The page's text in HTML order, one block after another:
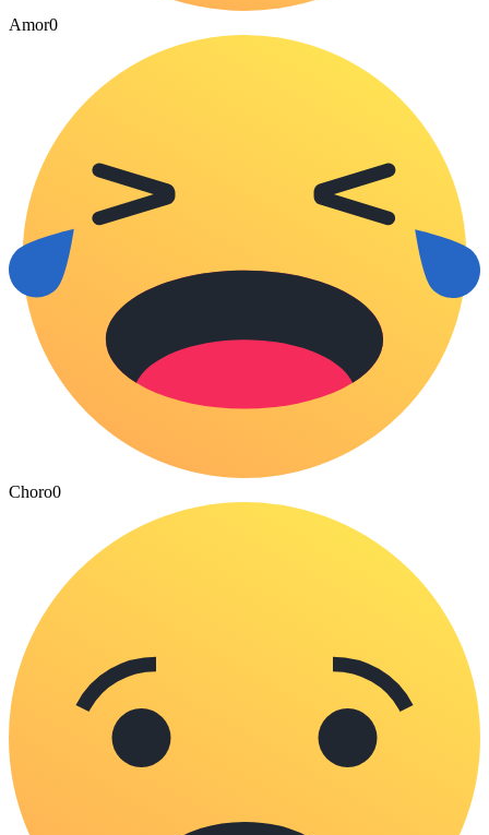
Amor0
Choro0